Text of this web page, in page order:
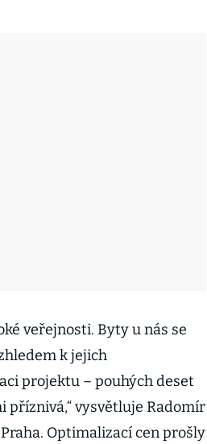
veřejnosti. Byty u nás se
k jejich
projektu – pouhých deset
příznivá,“ vysvětluje Radomír
Optimalizací cen prošly